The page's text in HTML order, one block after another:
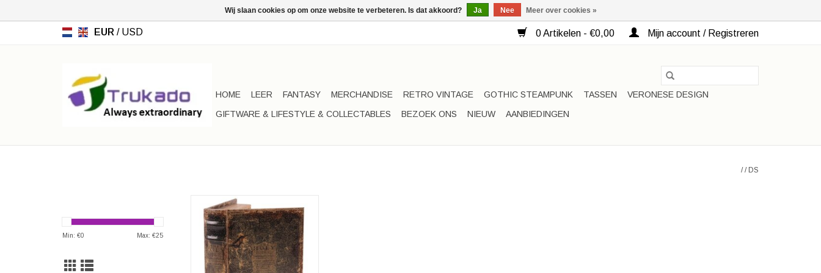
EUR / USD 0 Artikelen - €0,00 Mijn account / Registreren
HOME LEER FANTASY MERCHANDISE RETRO VINTAGE GOTHIC STEAMPUNK TASSEN
VERONESE DESIGN
GIFTWARE & LIFESTYLE & COLLECTABLES
BEZOEK ONS NIEUW AANBIEDINGEN
// DS
Min: €0 Max: €25
Opbergdoos Bijbel/ Opbergboek
Bijbel /Boekendoos Bijbel
Afmetingen: (hxbxd) 20cm x 14cm
x 4cm
Wij slaan cookies op om onze website te verbeteren. Is dat akkoord? Ja Nee Meer over cookies »